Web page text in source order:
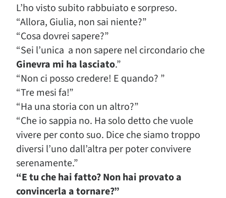
L’ho visto subito rabbuiato e sorpreso.
“Allora, Giulia, non sai niente?”
“Cosa dovrei sapere?”
“Sei l’unica a non sapere nel circondario che
Ginevra mi ha lasciato.”
“Non ci posso credere! E quando? ”
“Tre mesi fa!”
“Ha una storia con un altro?”
“Che io sappia no. Ha solo detto che vuole
vivere per conto suo. Dice che siamo troppo
diversi l’uno dall’altra per poter convivere
serenamente.”
“E tu che hai fatto? Non hai provato a
convincerla a tornare?”